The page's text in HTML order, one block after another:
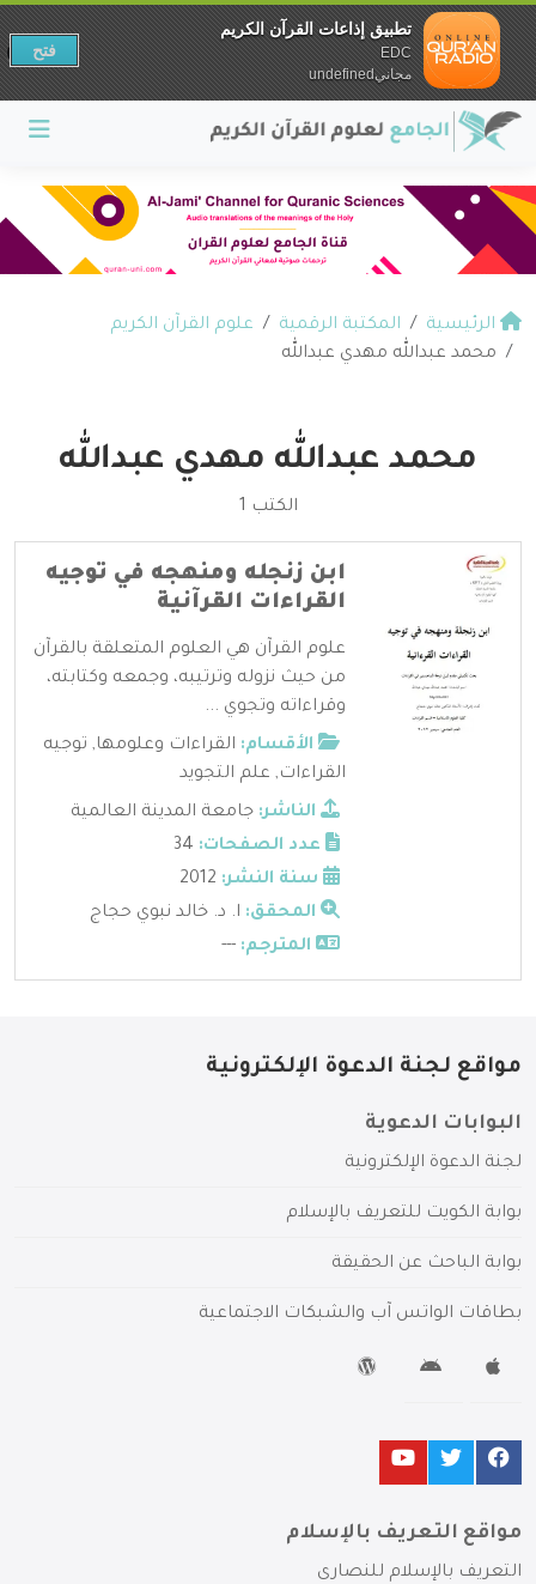
الرئيسية المكتبة الرقمية
علوم القرآن الكريم
محمد عبدالله مهدي عبدالله
محمد عبدالله مهدي عبدالله
الكتب 1
ابن زنجله ومنهجه في توجيه
القراءات القرآنية
علوم القرآن هي العلوم المتعلقة بالقرآن
من حيث نزوله وترتيبه، وجمعه وكتابته،
وقراءاته وتجوي ...
الأقسام: القراءات وعلومها, توجيه
القراءات, علم التجويد
الناشر: جامعة المدينة العالمية
عدد الصفحات:
سنة النشر:
المحقق: ا. د. خالد نبوي حجاج
المترجم: ---
مواقع لجنة الدعوة الإلكترونية
البوابات الدعوية
لجنة الدعوة الإلكترونية
بوابة الكويت للتعريف بالإسلام
بوابة الباحث عن الحقيقة
بطاقات الواتس آب والشبكات الاجتماعية
مواقع التعريف بالإسلام
التعريف بالإسلام للنصارى
تطبيق إذاعات القرآن الكريم
EDC
مجانيundefined
فتح